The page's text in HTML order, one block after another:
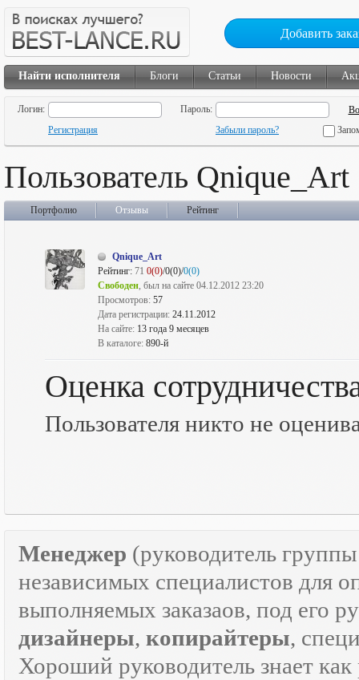
Добавить
Найти исполнителя Блоги Статьи Новости
Логин:
Пароль:
Регистрация
Забыли пароль?
Пользователь Qnique_Art
Портфолио Отзывы Рейтинг
Qnique_Art
Рейтинг: 71 0(0)/0(0)/0(0)
Свободен, был на сайте 04.12.2012 23:20
Просмотров: 57
Дата регистрации: 24.11.2012
На сайте: 13 года 9 месяцев
В каталоге: 890-й
Оценка
Пользователя никто не
Менеджер (руководитель
независимых специалистов для
выполняемых заказаов, под его
дизайнеры, копирайтеры,
Хороший руководитель знает